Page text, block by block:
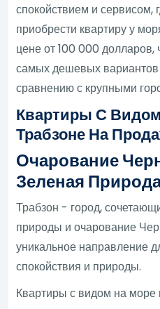
спокойствием и сервисом,
приобрести квартиру у
цене от 100 000 долларов,
самых дешевых
сравнению с крупными
Квартиры С
Трабзоне На
Очарование
Зеленая
Трабзон - город,
природы и очарование
уникальное направление
спокойствия и природы.
Квартиры с видом на